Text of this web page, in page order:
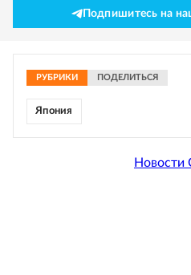
Подпишитесь на
РУБРИКИ ПОДЕЛИТЬСЯ
Япония